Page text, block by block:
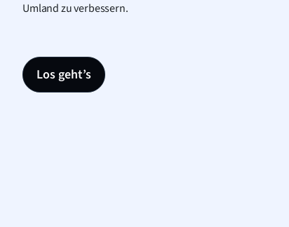
Umland zu verbessern.
Los geht’s